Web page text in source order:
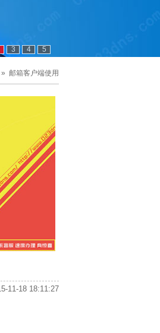
3 4 5
» 邮箱客户端使用
11-18 18:11:27